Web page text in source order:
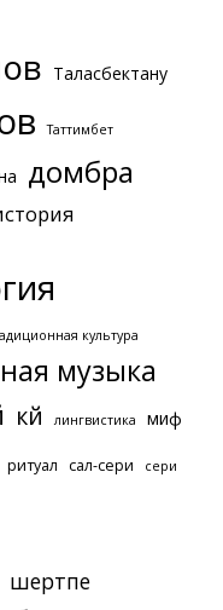
Таласбектану
Таттимбет
домбра
культура
музыка
күй лингвистика миф
ритуал сал-сери сери
шертпе